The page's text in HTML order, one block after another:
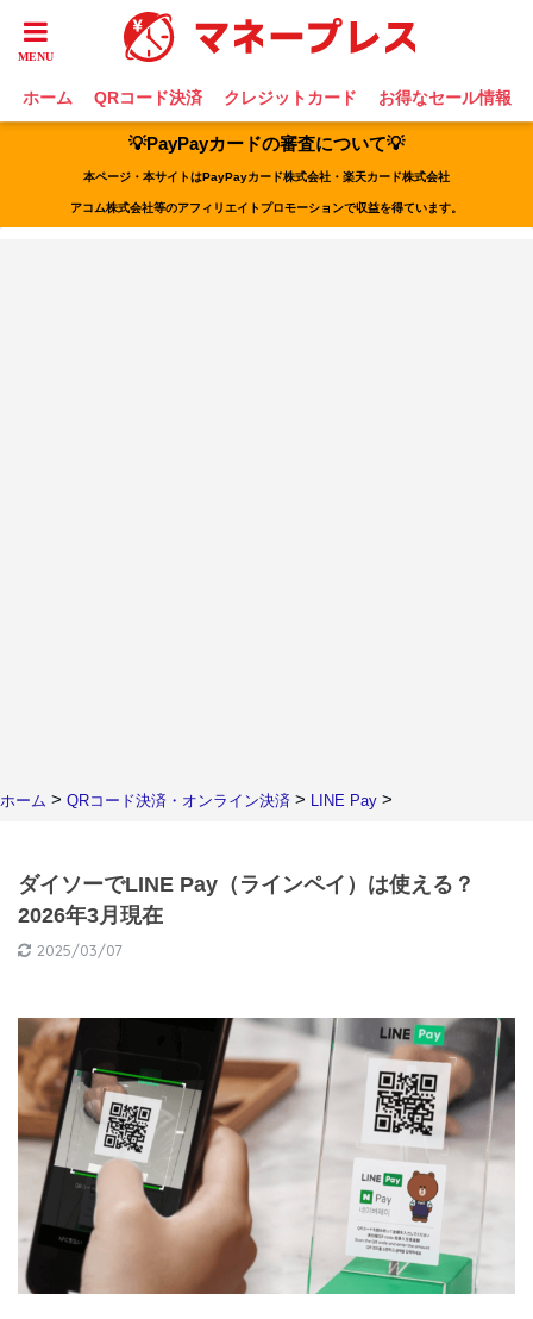
ホーム QRコード決済 クレジットカード お得なセール情報
💡PayPayカードの審査について💡
本ページ・本サイトはPayPayカード株式会社・楽天カード株式会社
アコム株式会社等のアフィリエイトプロモーションで収益を得ています。
ホーム > QRコード決済・オンライン決済 > LINE Pay >
ダイソーでLINE Pay（ラインペイ）は使える？
2026年3月現在
2025/03/07